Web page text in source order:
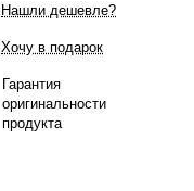
Нашли дешевле?
Хочу в подарок
Гарантия
оригинальности
продукта